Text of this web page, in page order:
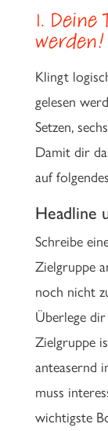
1.
werden!
Klingt
gelesen
Setzen,
Damit dir
auf
Headline
Schreibe
Zielgruppe
noch nicht
Überlege
Zielgruppe
anteasernd
muss
wichtigste